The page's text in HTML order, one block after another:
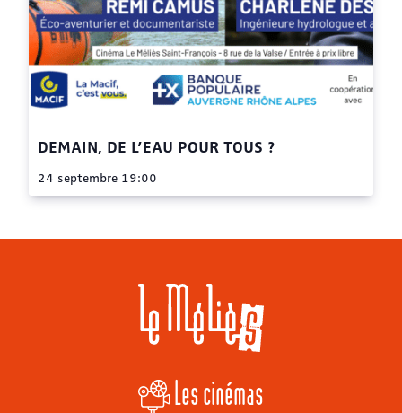
DEMAIN, DE L’EAU POUR TOUS ?
24 septembre 19:00
Les cinémas